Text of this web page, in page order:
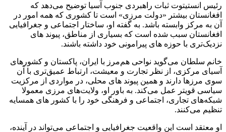
رئیس انستیتوت ثبات راهبردی جنوب آسیا توضیح می‌دهد که
افغانستان بیشتر «دولت مرزی» است تا کشوری که همه امور در
آن به مرکز وابسته باشد. به گفته او، ساختار اجتماعی و جغرافیایی
افغانستان سبب شده است که بسیاری از مناطق، پیوند های
نزدیک‌تری با حوزه‌ های پیرامونی خود داشته باشند.
خانم سلطان می‌گوید نواحی هم‌مرز با ایران، پاکستان و کشورهای
آسیای مرکزی، از نظر تجارت و معیشت، ارتباط عمیق‌تری با آن‌
سوی مرزها دارند و همین پیوند های محلی، در مواردی از مرکزیت
سیاسی قویتر عمل می‌کند. به باور او، ولایت‌های مرزی معمولا
شبکه‌های تجاری، اجتماعی و فرهنگی خود را با کشور های همسایه
تنظیم می‌کنند.
او معتقد است این واقعیت جغرافیایی و اجتماعی می‌تواند در آینده،